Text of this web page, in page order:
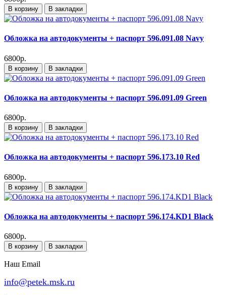
В корзину В закладки
Обложка на автодокументы + паспорт 596.091.08 Navy
6800р.
В корзину В закладки
Обложка на автодокументы + паспорт 596.091.09 Green
6800р.
В корзину В закладки
Обложка на автодокументы + паспорт 596.173.10 Red
6800р.
В корзину В закладки
Обложка на автодокументы + паспорт 596.174.KD1 Black
6800р.
В корзину В закладки
Наш Email
info@petek.msk.ru